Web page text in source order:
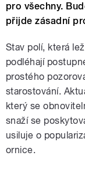
pro všechny.
přijde zásadní
Stav polí, která
podléhají
prostého
starostování.
který se
snaží se
usiluje o
ornice.